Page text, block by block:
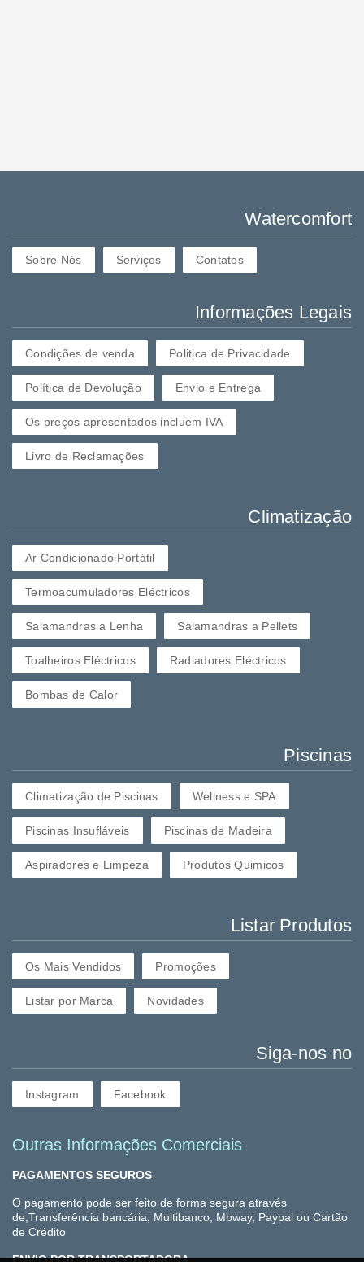
Watercomfort
Sobre Nós Serviços Contatos
Informações Legais
Condições de venda Politica de Privacidade
Política de Devolução Envio e Entrega
Os preços apresentados incluem IVA
Livro de Reclamações
Climatização
Ar Condicionado Portátil
Termoacumuladores Eléctricos
Salamandras a Lenha Salamandras a Pellets
Toalheiros Eléctricos Radiadores Eléctricos
Bombas de Calor
Piscinas
Climatização de Piscinas Wellness e SPA
Piscinas Insufláveis Piscinas de Madeira
Aspiradores e Limpeza Produtos Quimicos
Listar Produtos
Os Mais Vendidos Promoções
Listar por Marca Novidades
Siga-nos no
Instagram Facebook
Outras Informações Comerciais
PAGAMENTOS SEGUROS
O pagamento pode ser feito de forma segura através
de,Transferência bancária, Multibanco, Mbway, Paypal ou Cartão
de Crédito